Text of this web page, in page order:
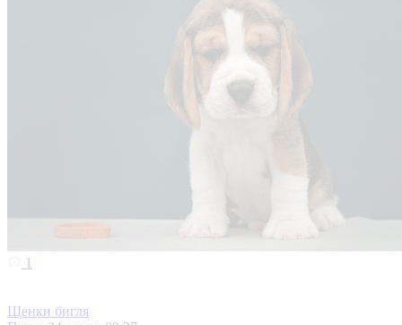
1
Щенки бигля